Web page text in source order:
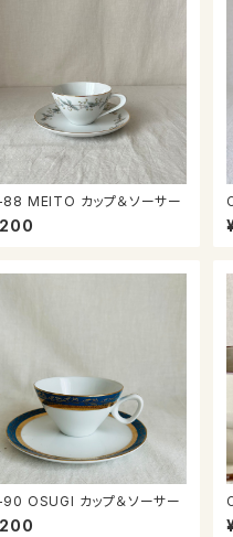
MEITO カップ＆ソーサー
CS-90 OSUGI カップ＆ソーサー